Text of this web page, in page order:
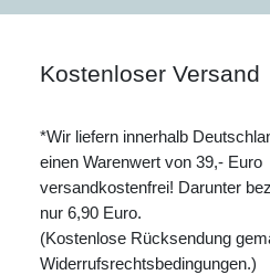
Kostenloser Versand
*Wir liefern innerhalb
einen Warenwert von 39,- Euro
versandkostenfrei! Darunter
nur 6,90 Euro.
(Kostenlose Rücksendung
Widerrufsrechtsbedingungen.)